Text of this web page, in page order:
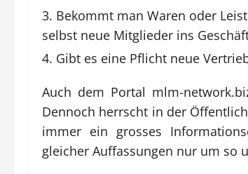
Bekommt man Waren oder
selbst neue Mitglieder ins
Gibt es eine Pflicht neue
Auch dem Portal mlm-
Dennoch herrscht in der
immer ein grosses
gleicher Auffassungen nur um so